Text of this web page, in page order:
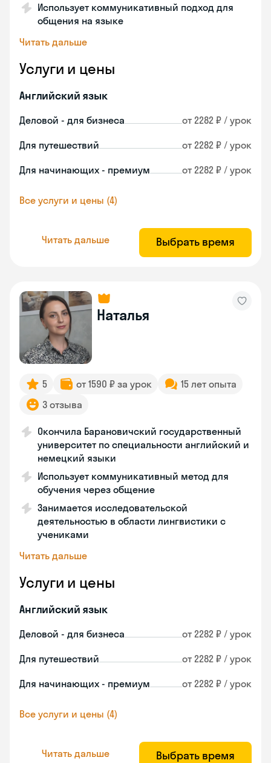
Использует коммуникативный подход для
общения на языке
Читать дальше
Услуги и цены
Английский язык
Деловой - для бизнеса от 2282 ₽ / урок
Для путешествий от 2282 ₽ / урок
Для начинающих - премиум от 2282 ₽ / урок
Все услуги и цены (4)
Читать дальше Выбрать время
Наталья
5 от 1590 ₽ за урок
15 лет опыта
3 отзыва
Окончила Барановичский государственный
университет по специальности английский и
немецкий языки
Использует коммуникативный метод для
обучения через общение
Занимается исследовательской
деятельностью в области лингвистики с
учениками
Читать дальше
Услуги и цены
Английский язык
Деловой - для бизнеса от 2282 ₽ / урок
Для путешествий от 2282 ₽ / урок
Для начинающих - премиум от 2282 ₽ / урок
Все услуги и цены (4)
Читать дальше Выбрать время